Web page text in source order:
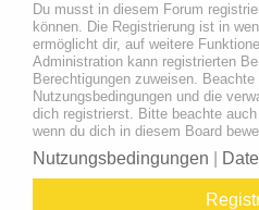
Du musst in diesem Forum
können. Die Registrierung ist in
ermöglicht dir, auf weitere
Administration kann registrierten
Berechtigungen zuweisen.
Nutzungsbedingungen und die
dich registrierst. Bitte beachte
wenn du dich in diesem Board
Nutzungsbedingungen